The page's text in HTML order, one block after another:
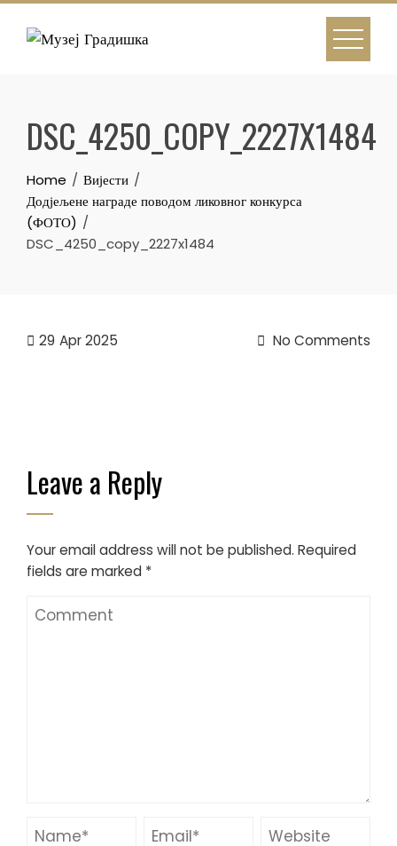
Skip
DSC_4250_COPY_2227X1484
Home
Вијести
Додјељене награде поводом ликовног конкурса
(ФОТО)
DSC_4250_copy_2227x1484
29 Apr 2025 No Comments
Leave a Reply
Your email address will not be published. Required
fields are marked *